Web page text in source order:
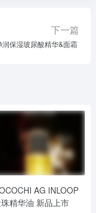
下一篇
保湿玻尿酸精华&面霜
AG INLOOP
精华油 新品上市